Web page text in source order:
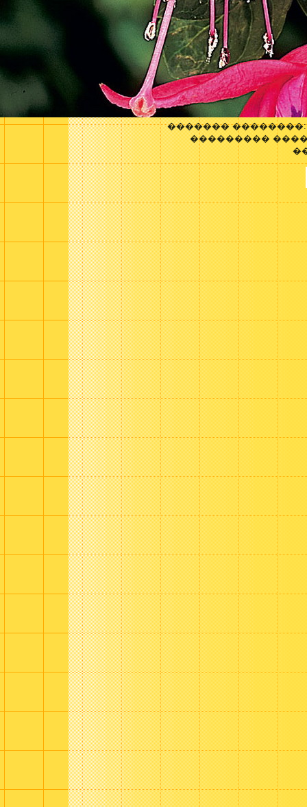
�������
���������